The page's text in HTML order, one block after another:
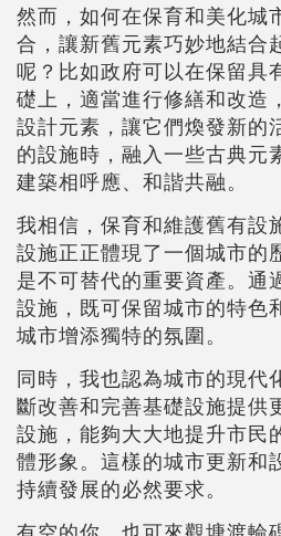
然而，如何在保育和美化城
合，讓新舊元素巧妙地結合
呢？比如政府可以在保留具
礎上，適當進行修繕和改造
設計元素，讓它們煥發新的
的設施時，融入一些古典元
建築相呼應、和諧共融。
我相信，保育和維護舊有設
設施正正體現了一個城市的
是不可替代的重要資產。通
設施，既可保留城市的特色
城市增添獨特的氛圍。
同時，我也認為城市的現代
斷改善和完善基礎設施提供
設施，能夠大大地提升市民
體形象。這樣的城市更新和
持續發展的必然要求。